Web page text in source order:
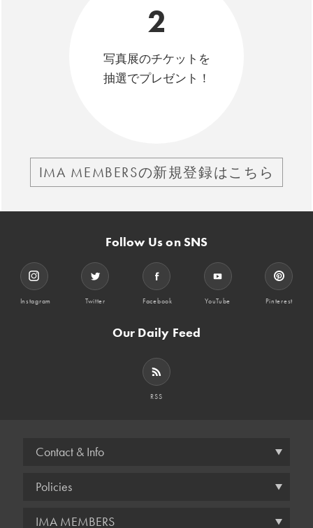
2
写真展のチケットを
抽選でプレゼント！
IMA MEMBERSの新規登録はこちら
Follow Us on SNS
Instagram Twitter Facebook YouTube Pinterest
Our Daily Feed
RSS
Contact & Info
Policies
IMA MEMBERS